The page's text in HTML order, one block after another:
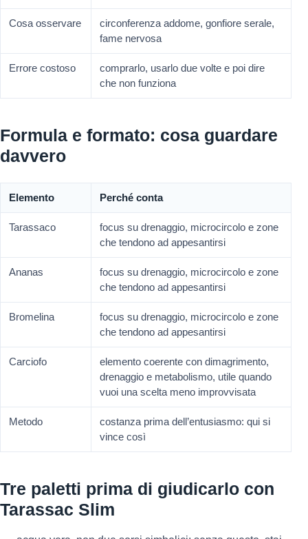
Cosa osservare
circonferenza addome, gonfiore serale,
fame nervosa
Errore costoso
comprarlo, usarlo due volte e poi dire
che non funziona
Formula e formato: cosa guardare
davvero
Elemento Perché conta
Tarassaco
focus su drenaggio, microcircolo e zone
che tendono ad appesantirsi
Ananas
focus su drenaggio, microcircolo e zone
che tendono ad appesantirsi
Bromelina
focus su drenaggio, microcircolo e zone
che tendono ad appesantirsi
Carciofo
elemento coerente con dimagrimento,
drenaggio e metabolismo, utile quando
vuoi una scelta meno improvvisata
Metodo
costanza prima dell’entusiasmo: qui si
vince così
Tre paletti prima di giudicarlo con
Tarassac Slim